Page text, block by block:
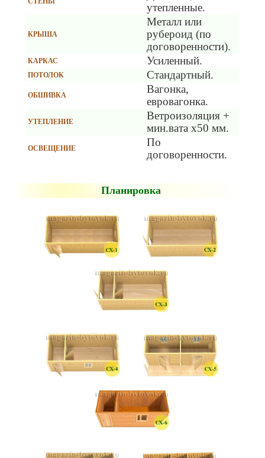
утепленные.
КРЫША
Металл или
рубероид (по
договоренности).
КАРКАС Усиленный.
ПОТОЛОК Стандартный.
ОБШИВКА
Вагонка,
евровагонка.
УТЕПЛЕНИЕ
Ветроизоляция +
мин.вата х50 мм.
ОСВЕЩЕНИЕ
По
договоренности.
Планировка